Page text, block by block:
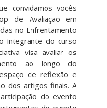
convidamos vocês
de Avaliação em
no Enfrentamento
integrante do curso
visa avaliar os
ao longo do
de reflexão e
dos artigos finais. A
do evento